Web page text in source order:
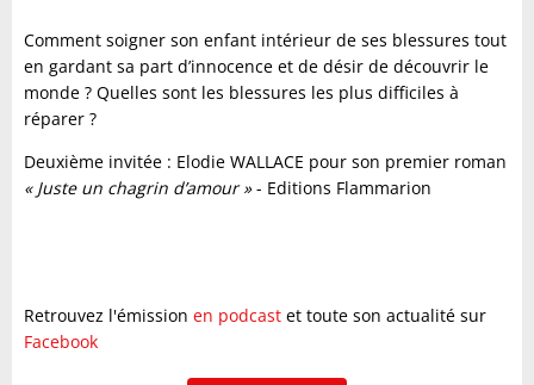
Comment soigner son enfant intérieur de ses blessures tout
en gardant sa part d’innocence et de désir de découvrir le
monde ? Quelles sont les blessures les plus difficiles à
réparer ?
Deuxième invitée : Elodie WALLACE pour son premier roman
« Juste un chagrin d’amour »- Editions Flammarion
Retrouvez l'émission en podcast et toute son actualité sur
Facebook